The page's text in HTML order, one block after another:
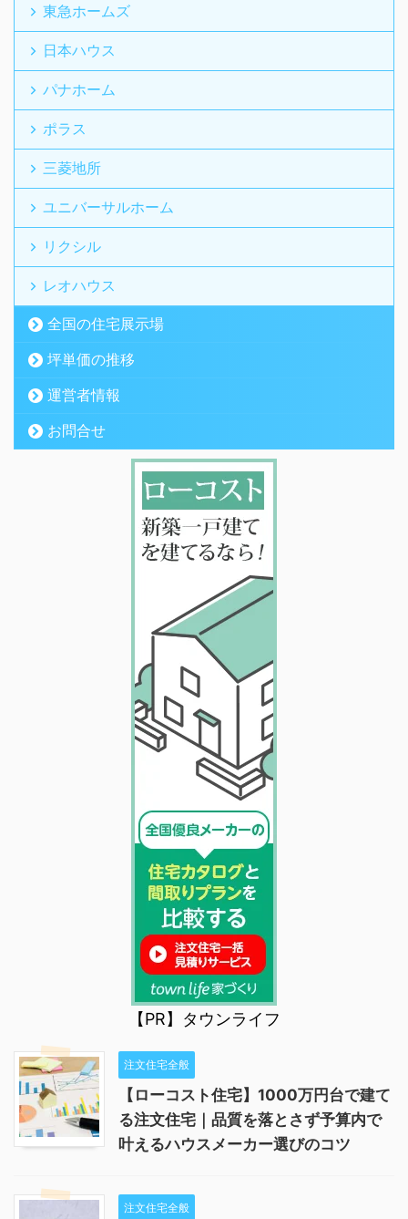
東急ホームズ
日本ハウス
パナホーム
ポラス
三菱地所
ユニバーサルホーム
リクシル
レオハウス
全国の住宅展示場
坪単価の推移
運営者情報
お問合せ
【PR】タウンライフ
注文住宅全般
【ローコスト住宅】1000万円台で建て
る注文住宅｜品質を落とさず予算内で
叶えるハウスメーカー選びのコツ
注文住宅全般